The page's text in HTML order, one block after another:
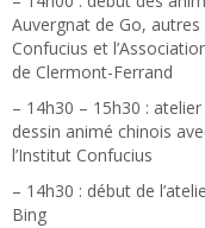
Auvergnat de Go,
Confucius et
de Clermont-Ferrand
– 14h30 – 15h30 :
dessin animé chinois
l’Institut Confucius
– 14h30 : début de
Bing